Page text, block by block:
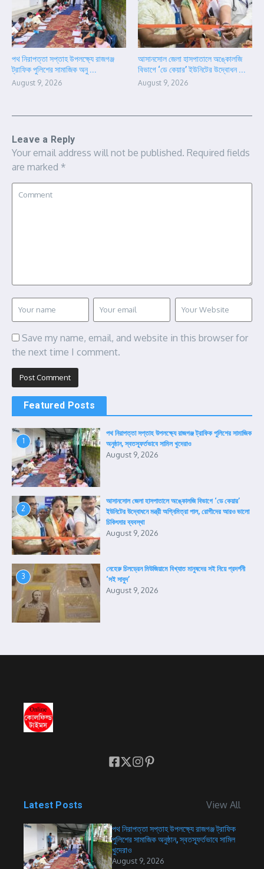
পথ নিরাপত্তা সপ্তাহ উপলক্ষ্যে রাজগঞ্জ
ট্রাফিক পুলিশের সামাজিক অনু ...
August 9, 2026
আসানসোল জেলা হাসপাতালে অঙ্কোলজি
বিভাগে ‘ডে কেয়ার’ ইউনিটের উদ্বোধন ...
August 9, 2026
Leave a Reply
Your email address will not be published. Required fields
are marked *
Save my name, email, and website in this browser for
the next time I comment.
Featured Posts
1
পথ নিরাপত্তা সপ্তাহ উপলক্ষ্যে রাজগঞ্জ ট্রাফিক পুলিশের সামাজিক
অনুষ্ঠান, স্বতস্ফূর্তভাবে সামিল খুদেরাও
August 9, 2026
2
আসানসোল জেলা হাসপাতালে অঙ্কোলজি বিভাগে ‘ডে কেয়ার’
ইউনিটের উদ্বোধনে মন্ত্রী অগ্নিমিত্রা পাল, রোগীদের আরও ভালো
চিকিৎসার ব্যবস্থা
August 9, 2026
3
নেহেরু চিলড্রেন মিউজিয়ামে বিখ্যাত মানুষদের সই নিয়ে প্রদর্শনী
‘সই সাবুদ’
August 9, 2026
Latest Posts View All
পথ নিরাপত্তা সপ্তাহ উপলক্ষ্যে রাজগঞ্জ ট্রাফিক
পুলিশের সামাজিক অনুষ্ঠান, স্বতস্ফূর্তভাবে সামিল
খুদেরাও
August 9, 2026